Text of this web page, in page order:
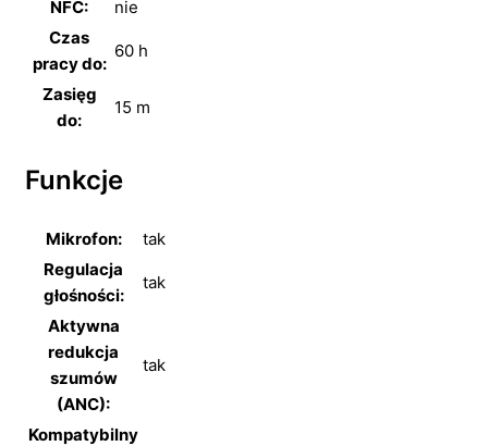
NFC:
nie
Czas
pracy do:
60 h
Zasięg
do:
15 m
Funkcje
Mikrofon:
tak
Regulacja
głośności:
tak
Aktywna
redukcja
szumów
(ANC):
tak
Kompatybilny